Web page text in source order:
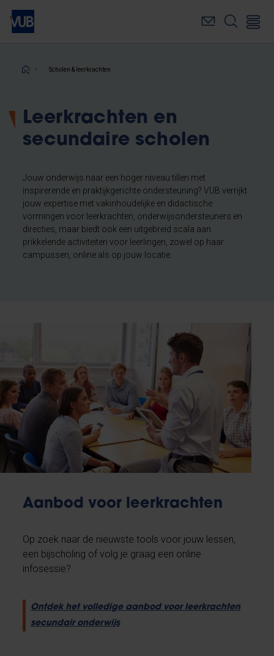
Overslaan
naar
inhoudKruimelpad
Scholen & leerkrachten
Leerkrachten en
secundaire scholen
Jouw onderwijs naar een hoger niveau tillen met
inspirerende en praktijkgerichte ondersteuning? VUB verrijkt
jouw expertise met vakinhoudelijke en didactische
vormingen voor leerkrachten, onderwijsondersteuners en
directies, maar biedt ook een uitgebreid scala aan
prikkelende activiteiten voor leerlingen, zowel op haar
campussen, online als op jouw locatie.
Aanbod voor leerkrachten
Op zoek naar de nieuwste tools voor jouw lessen,
een bijscholing of volg je graag een online
infosessie?
Ontdek het volledige aanbod voor leerkrachten
secundair onderwijs